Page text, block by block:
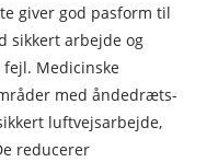
giver god pasform til
sikkert arbejde og
Medicinske
med åndedræts-
luftvejsarbejde,
reducerer